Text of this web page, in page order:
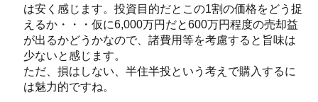
は安く感じます。投資目的だとこの1割の価格をどう捉
えるか・・・仮に6,000万円だと600万円程度の売却益
が出るかどうかなので、諸費用等を考慮すると旨味は
少ないと感じます。
ただ、損はしない、半住半投という考えで購入するに
は魅力的ですね。